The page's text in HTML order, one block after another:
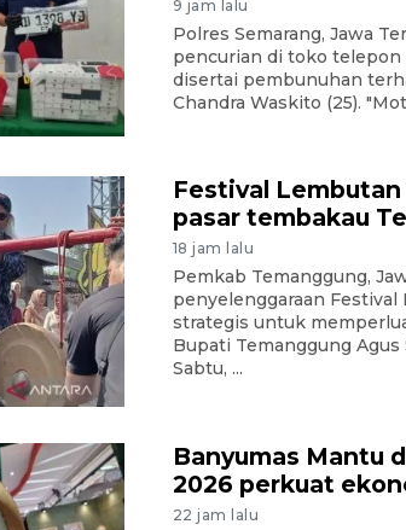
9 jam lalu
Polres Semarang, Jawa
pencurian di toko telepon
disertai pembunuhan
Chandra Waskito (25).
Festival
pasar tembakau
18 jam lalu
Pemkab Temanggung,
penyelenggaraan
strategis untuk
Bupati Temanggung
Sabtu, ...
Banyumas Mantu
2026 perkuat
22 jam lalu